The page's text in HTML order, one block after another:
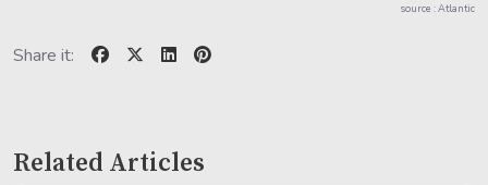
source : Atlantic
Share it:
Related Articles